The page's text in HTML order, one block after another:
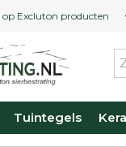
op Excluton producten
Tuintegels